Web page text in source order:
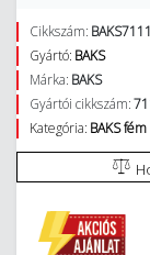
Cikkszám:
Gyártó: BAKS
Márka: BAKS
Gyártói cikkszám:
Kategória: BAKS